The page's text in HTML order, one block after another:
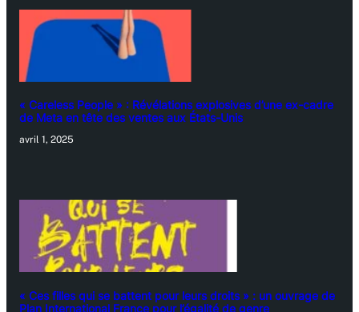
« Careless People » : Révélations explosives d’une ex-cadre
de Meta en tête des ventes aux États-Unis
avril 1, 2025
« Ces filles qui se battent pour leurs droits » : un ouvrage de
Plan International France pour l’égalité de genre